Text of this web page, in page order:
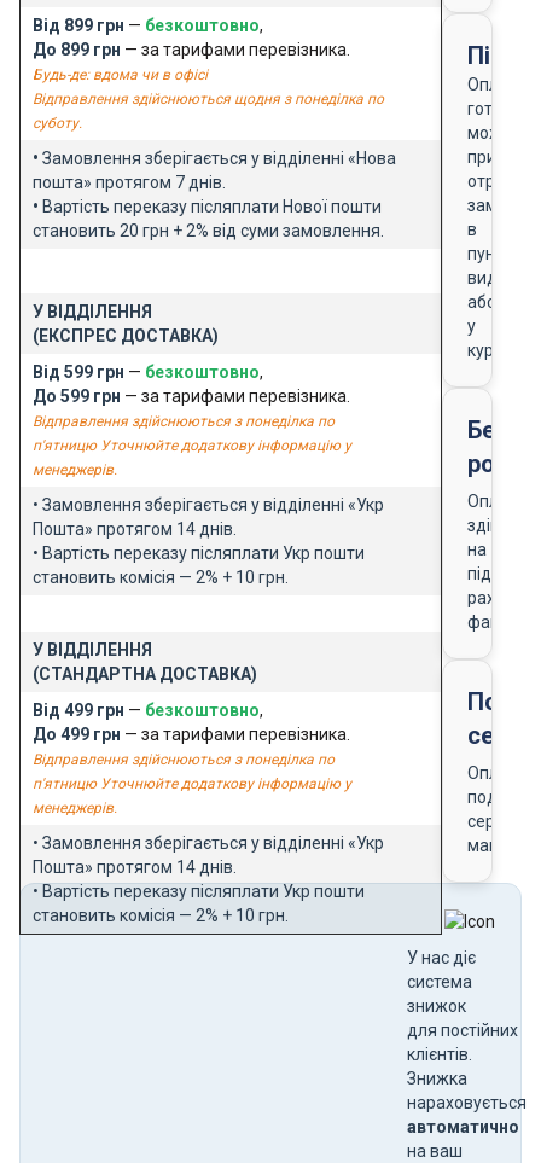
Від 899 грн — безкоштовно,
До 899 грн — за тарифами перевізника.
Будь-де: вдома чи в офісі
Відправлення здійснюються щодня з понеділка по
суботу.
• Замовлення зберігається у відділенні «Нова
пошта» протягом 7 днів.
• Вартість переказу післяплати Нової пошти
становить 20 грн + 2% від суми замовлення.
У ВІДДІЛЕННЯ
(ЕКСПРЕС ДОСТАВКА)
Від 599 грн — безкоштовно,
До 599 грн — за тарифами перевізника.
Відправлення здійснюються з понеділка по
п'ятницю Уточнюйте додаткову інформацію у
менеджерів.
• Замовлення зберігається у відділенні «Укр
Пошта» протягом 14 днів.
• Вартість переказу післяплати Укр пошти
становить комісія — 2% + 10 грн.
У ВІДДІЛЕННЯ
(СТАНДАРТНА ДОСТАВКА)
Від 499 грн — безкоштовно,
До 499 грн — за тарифами перевізника.
Відправлення здійснюються з понеділка по
п'ятницю Уточнюйте додаткову інформацію у
менеджерів.
• Замовлення зберігається у відділенні «Укр
Пошта» протягом 14 днів.
• Вартість переказу післяплати Укр пошти
становить комісія — 2% + 10 грн.
Оплата
готівкою
можлива
при
в
пункті
видачі
або
у
кур'єра
Оплата
на
підставі
рахунку-
фактури
Оплата
магазину
У нас діє
система
знижок
для постійних
клієнтів.
Знижка
нараховується
автоматично
на ваш